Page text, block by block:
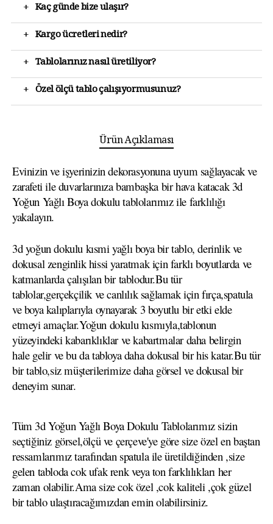
+ Kaç günde bize ulaşır?
+ Kargo ücretleri nedir?
+ Tablolarınız nasıl üretiliyor?
+ Özel ölçü tablo çalışıyormusunuz?
Ürün Açıklaması
Evinizin ve işyerinizin dekorasyonuna uyum sağlayacak ve
zarafeti ile duvarlarınıza bambaşka bir hava katacak 3d
Yoğun Yağlı Boya dokulu tablolarımız ile farklılığı
yakalayın.
3d yoğun dokulu kısmi yağlı boya bir tablo, derinlik ve
dokusal zenginlik hissi yaratmak için farklı boyutlarda ve
katmanlarda çalışılan bir tablodur.Bu tür
tablolar,gerçekçilik ve canlılık sağlamak için fırça,spatula
ve boya kalıplarıyla oynayarak 3 boyutlu bir etki elde
etmeyi amaçlar.Yoğun dokulu kısmıyla,tablonun
yüzeyindeki kabarıklıklar ve kabartmalar daha belirgin
hale gelir ve bu da tabloya daha dokusal bir his katar.Bu tür
bir tablo,siz müşterilerimize daha görsel ve dokusal bir
deneyim sunar.
Tüm 3d Yoğun Yağlı Boya Dokulu Tablolarımız sizin
seçtiğiniz görsel,ölçü ve çerçeve'ye göre size özel en baştan
ressamlarımız tarafından spatula ile üretildiğinden ,size
gelen tabloda cok ufak renk veya ton farklılıkları her
zaman olabilir.Ama size cok özel ,cok kaliteli ,çok güzel
bir tablo ulaştıracağımızdan emin olabilirsiniz.